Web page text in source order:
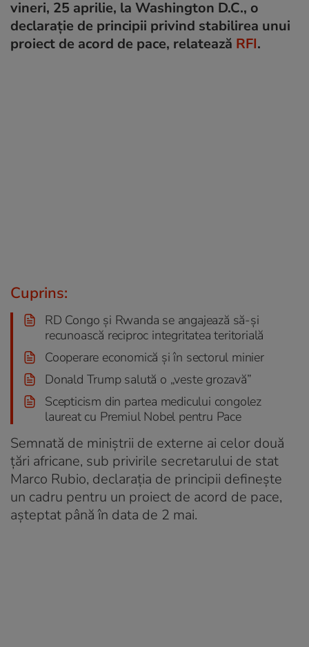
vineri, 25 aprilie, la Washington D.C., o
declarație de principii privind stabilirea unui
proiect de acord de pace, relatează RFI.
Cuprins:
RD Congo și Rwanda se angajează să-și
recunoască reciproc integritatea teritorială
Cooperare economică și în sectorul minier
Donald Trump salută o „veste grozavă”
Scepticism din partea medicului congolez
laureat cu Premiul Nobel pentru Pace
Semnată de miniștrii de externe ai celor două
țări africane, sub privirile secretarului de stat
Marco Rubio, declarația de principii definește
un cadru pentru un proiect de acord de pace,
așteptat până în data de 2 mai.